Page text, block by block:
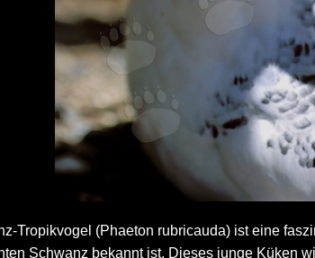
Tropikvogel (Phaeton rubricauda) ist eine
Schwanz bekannt ist. Dieses junge Küken